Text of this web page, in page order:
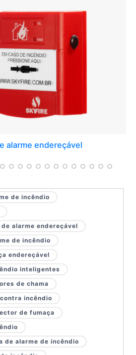
alarme endereçável
de incêndio
alarme endereçável
de incêndio
endereçável
inteligentes
de chama
incêndio
de fumaça
de alarme de incêndio